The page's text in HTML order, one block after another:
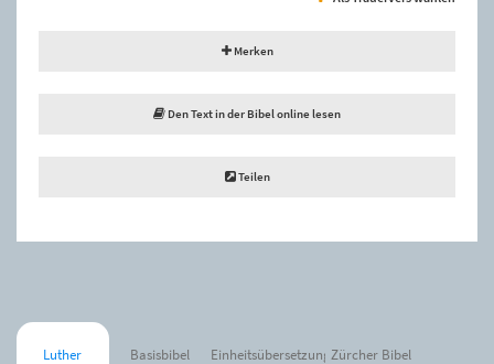
Merken
Den Text in der Bibel online lesen
Teilen
Luther Basisbibel Einheitsübersetzung Zürcher Bibel